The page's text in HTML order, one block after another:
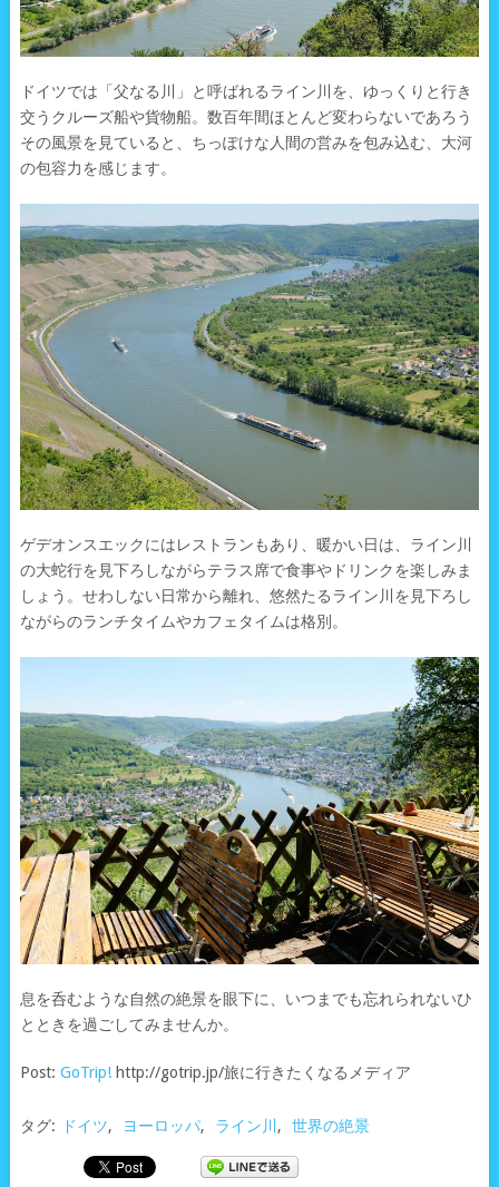
ドイツでは「父なる川」と呼ばれるライン川を、ゆっくりと行き
交うクルーズ船や貨物船。数百年間ほとんど変わらないであろう
その風景を見ていると、ちっぽけな人間の営みを包み込む、大河
の包容力を感じます。
ゲデオンスエックにはレストランもあり、暖かい日は、ライン川
の大蛇行を見下ろしながらテラス席で食事やドリンクを楽しみま
しょう。せわしない日常から離れ、悠然たるライン川を見下ろし
ながらのランチタイムやカフェタイムは格別。
息を呑むような自然の絶景を眼下に、いつまでも忘れられないひ
とときを過ごしてみませんか。
Post: GoTrip!http://gotrip.jp/旅に行きたくなるメディア
タグ: ドイツ, ヨーロッパ, ライン川, 世界の絶景